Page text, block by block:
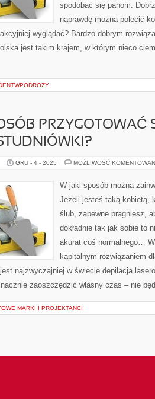
spodobać się panom.
naprawdę można polecić
wyglądać? Bardzo dobrym
jest takim krajem, w którym nieco
PRZYGOTOWAĆ
GRU - 4 - 2025 MOŻLIWOŚĆ
W jaki sposób można
Jeżeli jesteś taką kobietą,
ślub, zapewne pragniesz,
dokładnie tak jak sobie to
akurat coś normalnego…
kapitalnym rozwiązaniem
najzwyczajniej w świecie depilacja
zaoszczędzić własny czas – nie
MARKI I PROJEKTANCI